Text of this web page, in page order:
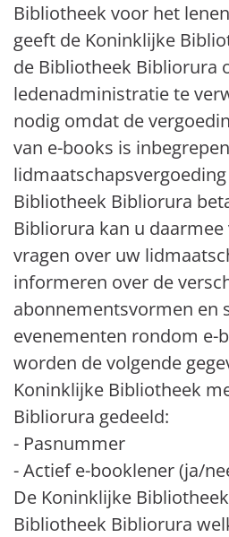
Bibliotheek voor het
geeft de Koninklijke
de Bibliotheek Bibliorura
ledenadministratie te
nodig omdat de
van e-books is
Bibliotheek Bibliorura
Bibliorura kan u
vragen over uw
informeren over de
abonnementsvormen en
evenementen rondom e-
worden de volgende
Koninklijke Bibliotheek
Bibliorura gedeeld:
- Pasnummer
- Actief e-booklener (ja/
De Koninklijke
Bibliotheek Bibliorura